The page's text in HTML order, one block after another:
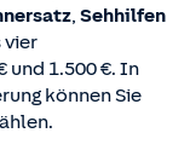
, Sehhilfen
vier
und 1.500 €. In
können Sie